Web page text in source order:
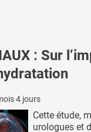
: Sur
4 jours
Cette étude,
urologues et